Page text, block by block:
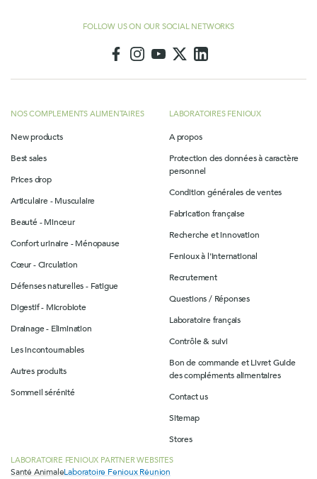
FOLLOW US ON OUR SOCIAL NETWORKS
NOS COMPLEMENTS ALIMENTAIRES
New products
Best sales
Prices drop
Articulaire - Musculaire
Beauté - Minceur
Confort urinaire - Ménopause
Cœur - Circulation
Défenses naturelles - Fatigue
Digestif - Microbiote
Drainage - Elimination
Les incontournables
Autres produits
Sommeil sérénité
LABORATOIRES FENIOUX
A propos
Protection des données à caractère
personnel
Condition générales de ventes
Fabrication française
Recherche et innovation
Fenioux à l'international
Recrutement
Questions / Réponses
Laboratoire français
Contrôle & suivi
Bon de commande et Livret Guide
des compléments alimentaires
Contact us
Sitemap
Stores
LABORATOIRE FENIOUX PARTNER WEBSITES
Santé AnimaleLaboratoire Fenioux Réunion